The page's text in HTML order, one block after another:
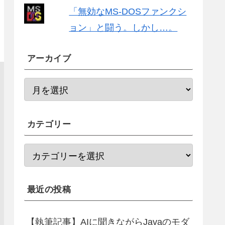
「無効なMS-DOSファンクシ
ョン」と闘う。しかし…。
アーカイブ
カテゴリー
最近の投稿
【執筆記事】AIに聞きながらJavaのモダ